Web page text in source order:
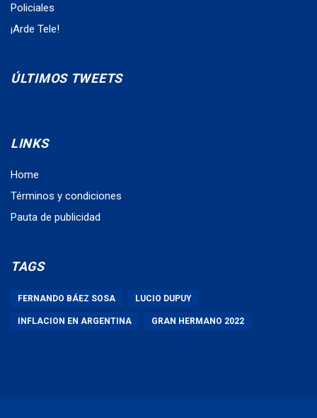
Policiales
¡Arde Tele!
ÚLTIMOS TWEETS
LINKS
Home
Términos y condiciones
Pauta de publicidad
TAGS
FERNANDO BÁEZ SOSA LUCIO DUPUY
INFLACION EN ARGENTINA GRAN HERMANO 2022